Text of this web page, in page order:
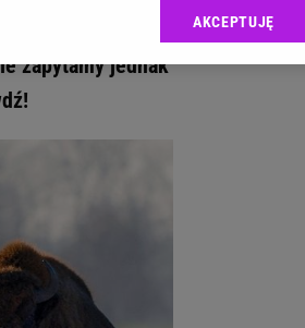
się tam
zapytamy jednak
cookie Gazeta.pl sp. z o.o., jej
dot. przetwarzania danych poprzez
Zaawansowanych”. Zmiana ustawień
następujących celach:
urządzenia do celów identyfikacji.
reklamy i treści, pomiar reklam i treści,
AKCEPTUJĘ